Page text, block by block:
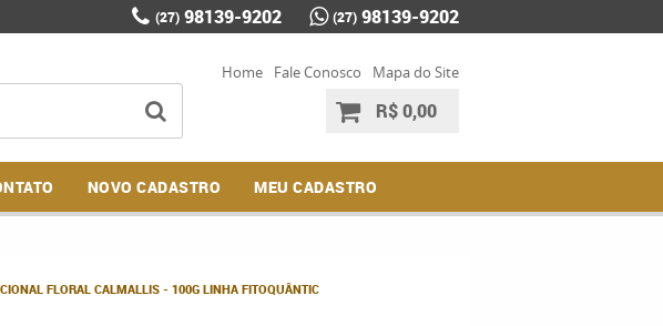
(27) 98139-9202 (27) 98139-9202
Home Fale Conosco Mapa do Site
R$ 0,00
NOVO CADASTRO MEU CADASTRO
FLORAL CALMALLIS - 100G LINHA FITOQUÂNTIC